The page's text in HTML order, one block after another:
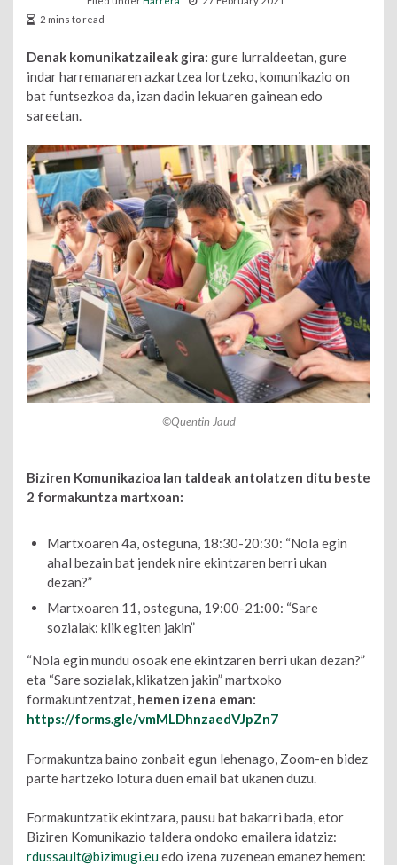
2 mins to read
Denak komunikatzaileak gira: gure lurraldeetan, gure
indar harremanaren azkartzea lortzeko, komunikazio on
bat funtsezkoa da, izan dadin lekuaren gainean edo
sareetan.
©Quentin Jaud
Biziren Komunikazioa lan taldeak antolatzen ditu beste
2 formakuntza martxoan:
Martxoaren 4a, osteguna, 18:30-20:30: “Nola egin
ahal bezain bat jendek nire ekintzaren berri ukan
dezan?”
Martxoaren 11, osteguna, 19:00-21:00: “Sare
sozialak: klik egiten jakin”
“Nola egin mundu osoak ene ekintzaren berri ukan dezan?”
eta “Sare sozialak, klikatzen jakin” martxoko
formakuntzentzat, hemen izena eman:
https://forms.gle/vmMLDhnzaedVJpZn7
Formakuntza baino zonbait egun lehenago, Zoom-en bidez
parte hartzeko lotura duen email bat ukanen duzu.
Formakuntzatik ekintzara, pausu bat bakarri bada, etor
Biziren Komunikazio taldera ondoko emailera idatziz:
rdussault@bizimugi.euedo izena zuzenean emanez hemen: